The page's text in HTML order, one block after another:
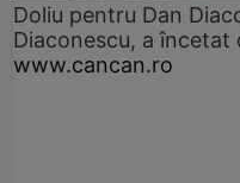
Doliu pentru Dan
Diaconescu, a încetat
www.cancan.ro